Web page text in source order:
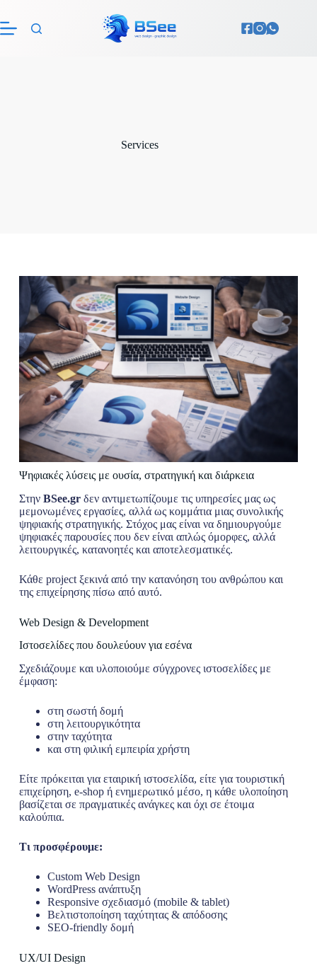
Services
Ψηφιακές λύσεις με ουσία, στρατηγική και διάρκεια
Στην BSee.grδεν αντιμετωπίζουμε τις υπηρεσίες μας ως
μεμονωμένες εργασίες, αλλά ως κομμάτια μιας συνολικής
ψηφιακής στρατηγικής. Στόχος μας είναι να δημιουργούμε
ψηφιακές παρουσίες που δεν είναι απλώς όμορφες, αλλά
λειτουργικές, κατανοητές και αποτελεσματικές.
Κάθε project ξεκινά από την κατανόηση του ανθρώπου και
της επιχείρησης πίσω από αυτό.
Web Design & Development
Ιστοσελίδες που δουλεύουν για εσένα
Σχεδιάζουμε και υλοποιούμε σύγχρονες ιστοσελίδες με
έμφαση:
στη σωστή δομή
στη λειτουργικότητα
στην ταχύτητα
και στη φιλική εμπειρία χρήστη
Είτε πρόκειται για εταιρική ιστοσελίδα, είτε για τουριστική
επιχείρηση, e-shop ή ενημερωτικό μέσο, η κάθε υλοποίηση
βασίζεται σε πραγματικές ανάγκες και όχι σε έτοιμα
καλούπια.
Τι προσφέρουμε:
Custom Web Design
WordPress ανάπτυξη
Responsive σχεδιασμό (mobile & tablet)
Βελτιστοποίηση ταχύτητας & απόδοσης
SEO-friendly δομή
UX/UI Design